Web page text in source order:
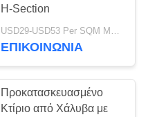
H-Section
ΕΠΙΚΟΙΝΩΝΙΑ
Προκατασκευασμένο
Κτίριο από Χάλυβα με